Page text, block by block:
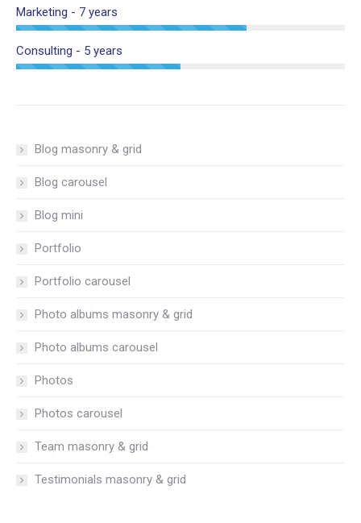
Marketing - 7 years
Consulting - 5 years
Blog masonry & grid
Blog carousel
Blog mini
Portfolio
Portfolio carousel
Photo albums masonry & grid
Photo albums carousel
Photos
Photos carousel
Team masonry & grid
Testimonials masonry & grid